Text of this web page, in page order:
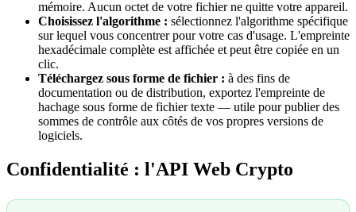
mémoire. Aucun octet de votre fichier ne quitte votre appareil.
Choisissez l'algorithme : sélectionnez l'algorithme spécifique
sur lequel vous concentrer pour votre cas d'usage. L'empreinte
hexadécimale complète est affichée et peut être copiée en un
clic.
Téléchargez sous forme de fichier : à des fins de
documentation ou de distribution, exportez l'empreinte de
hachage sous forme de fichier texte — utile pour publier des
sommes de contrôle aux côtés de vos propres versions de
logiciels.
Confidentialité : l'API Web Crypto